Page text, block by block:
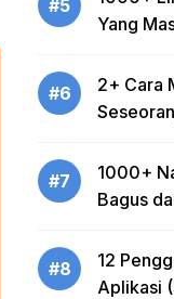
#5
Yang
#6
2+ Cara
#7
1000+
Bagus
#8
12
Aplikasi